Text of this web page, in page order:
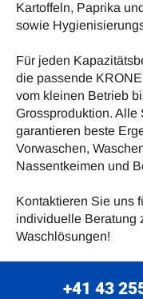
Kartoffeln, Paprika
sowie
Für jeden
die passende
vom kleinen Betrieb
Grossproduktion. Alle
garantieren beste
Vorwaschen,
Nassentkeimen und
Kontaktieren Sie uns
individuelle Beratung
Waschlösungen!
+41 43